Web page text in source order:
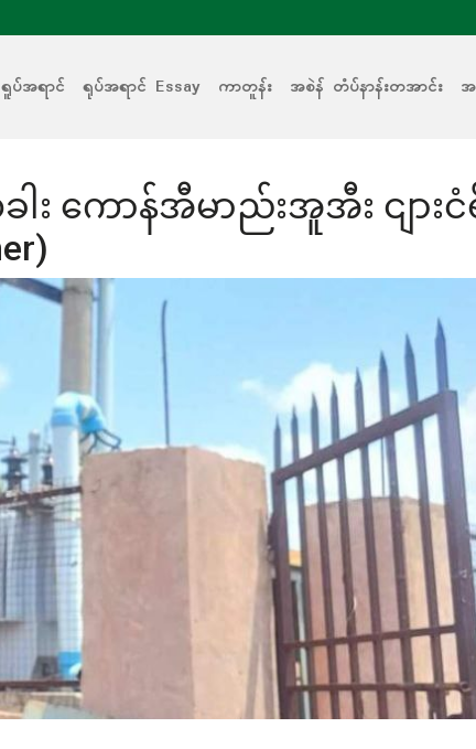
ရူပ်အရာင် ရုပ်အရာင် Essay ကာတူန်း အစဲန် တံပ်နာန်းတအာင်း
ါး ကောန်အီမာည်းအူအီး ငျားငံ